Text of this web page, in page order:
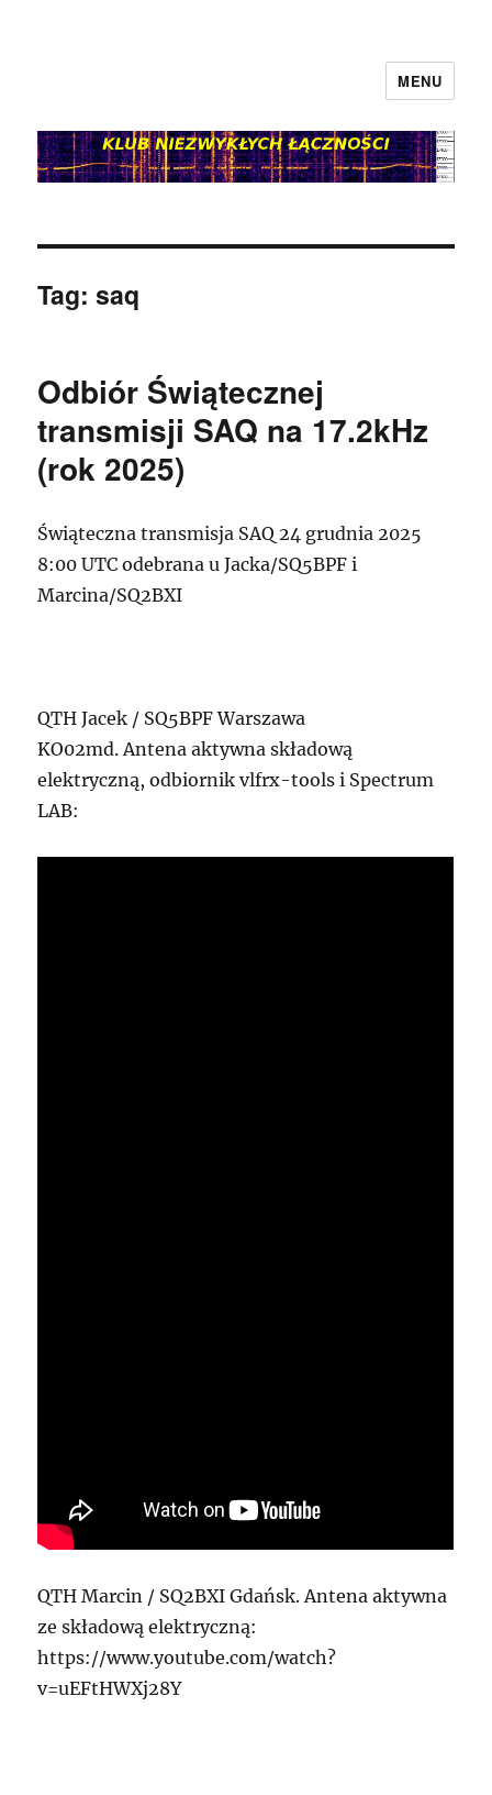
MENU
Tag:saq
Odbiór Świątecznej
transmisji SAQ na 17.2kHz
(rok 2025)
Świąteczna transmisja SAQ 24 grudnia 2025
8:00 UTC odebrana u Jacka/SQ5BPF i
Marcina/SQ2BXI
QTH Jacek / SQ5BPF Warszawa
KO02md. Antena aktywna składową
elektryczną, odbiornik vlfrx-tools i Spectrum
LAB:
QTH Marcin / SQ2BXI Gdańsk. Antena aktywna
ze składową elektryczną:
https://www.youtube.com/watch?
v=uEFtHWXj28Y